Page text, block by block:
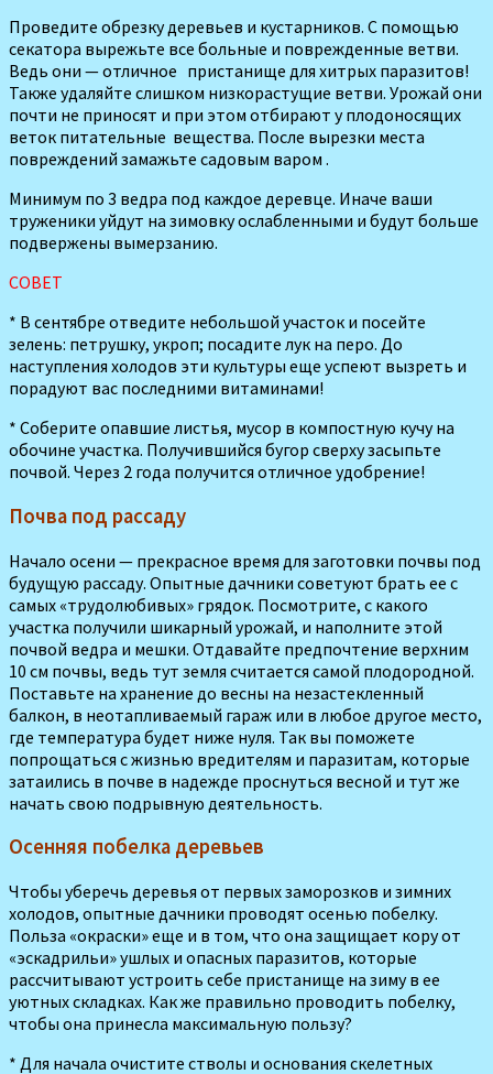
Проведите обрезку дере­вьев и кустарников. С по­мощью
секатора вырежьте все больные и поврежден­ные ветви.
Ведь они — отличное пристанище для хитрых паразитов!
Также удаляйте слиш­ком низкорастущие вет­ви. Урожай они
почти не приносят и при этом отбирают у плодоносящих
веток питатель­ные вещества. После вырез­ки места
повреждений замажьте са­довым варом .
Минимум по 3 ведра под каждое деревце. Иначе ваши
труженики уйдут на зи­мовку ослабленными и будут больше
подвер­жены вымерзанию.
СОВЕТ
* В сентябре отве­дите небольшой участок и посейте
зелень: петрушку, укроп; посадите лук на перо. До
наступления холодов эти культуры еще успеют вызреть и
порадуют вас последними витаминами!
* Соберите опавшие листья, мусор в компостную кучу на
обочине участка. Получившийся бугор сверху засыпьте
почвой. Через 2 года получится отличное удобрение!
Почва под рассаду
Начало осени — прекрасное время для за­готовки почвы под
будущую рассаду. Опыт­ные дачники советуют брать ее с
самых «трудолюбивых» грядок. Посмотрите, с ка­кого
участка получили шикарный урожай, и наполните этой
почвой ведра и мешки. Отдавайте предпочтение верхним
10 см почвы, ведь тут земля считается самой плодородной.
Поставьте на хранение до весны на незастекленный
балкон, в не­отапливаемый гараж или в любое другое место,
где темпера­тура будет ниже ну­ля. Так вы поможете
попрощаться с жиз­нью вредителям и паразитам, которые
затаились в почве в надежде проснуться весной и тут же
на­чать свою подрыв­ную деятельность.
Осенняя побелка деревьев
Чтобы уберечь деревья от первых заморозков и зимних
холодов, опытные дачники проводят осенью побелку.
Польза «окраски» еще и в том, что она защи­щает кору от
«эскадрильи» ушлых и опасных парази­тов, которые
рассчитыва­ют устроить себе приста­нище на зиму в ее
уютных складках. Как же правильно проводить побелку,
чтобы она принесла максималь­ную пользу?
* Для начала очистите ство­лы и основания скелетных